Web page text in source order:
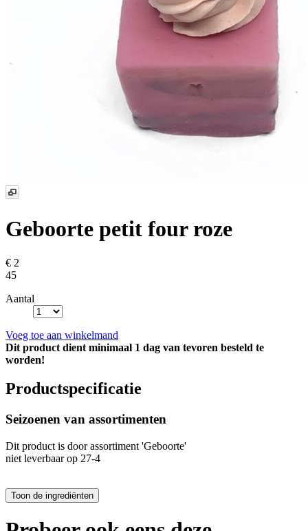
Geboorte petit four roze
€ 2
45
Aantal
Voeg toe aan winkelmand
Dit product dient minimaal 1 dag van tevoren besteld te
worden!
Productspecificatie
Seizoenen van assortimenten
Dit product is door assortiment 'Geboorte'
niet leverbaar op 27-4